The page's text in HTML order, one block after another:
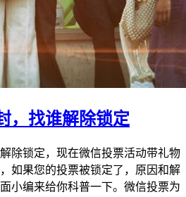
，找谁解除锁定
除锁定，现在微信投票活动带礼物
如果您的投票被锁定了，原因和解
小编来给你科普一下。微信投票为